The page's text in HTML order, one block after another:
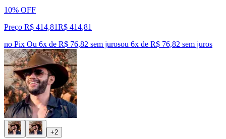
10% OFF
Preço R$ 414,81R$ 414,81
no Pix Ou 6x de R$ 76,82 sem jurosou 6x de R$ 76,82 sem juros
+2